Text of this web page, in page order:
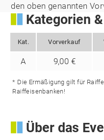
den oben genannten
Kategorien
Kat. Vorverkauf
A 9,00 €
* Die Ermäßigung gilt für
Raiffeisenbanken!
Über das